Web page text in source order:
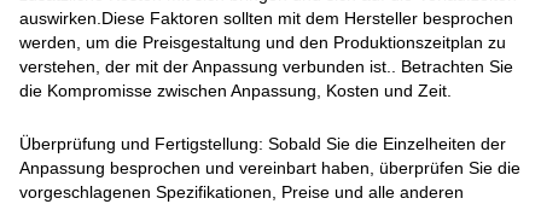
auswirken.Diese Faktoren sollten mit dem Hersteller besprochen
werden, um die Preisgestaltung und den Produktionszeitplan zu
verstehen, der mit der Anpassung verbunden ist.. Betrachten Sie
die Kompromisse zwischen Anpassung, Kosten und Zeit.
Überprüfung und Fertigstellung: Sobald Sie die Einzelheiten der
Anpassung besprochen und vereinbart haben, überprüfen Sie die
vorgeschlagenen Spezifikationen, Preise und alle anderen